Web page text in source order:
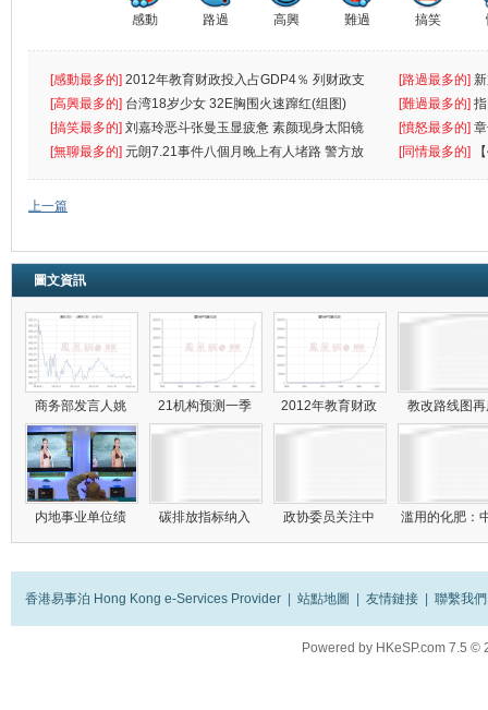
感動 路過 高興 難過 搞笑
[感動最多的] 2012年教育财政投入占GDP4％ 列财政支
出首位
[路過最多的]
[高興最多的] 台湾18岁少女 32E胸围火速蹿红(组图) [難過最多的]
罪
[搞笑最多的] 刘嘉玲恶斗张曼玉显疲惫 素颜现身太阳镜
遮
[憤怒最多的]
[無聊最多的] 元朗7.21事件八個月晚上有人堵路 警方放
催
[同情最多的]
敗
上一篇
圖文資訊
商务部发言人姚 21机构预测一季 2012年教育财政 教改路线图
内地事业单位绩 碳排放指标纳入 政协委员关注中 滥用的化肥：
香港易事泊 Hong Kong e-Services Provider 站點地圖 友情鏈接 聯繫我們
Powered by HKeSP.com 7.5 ©